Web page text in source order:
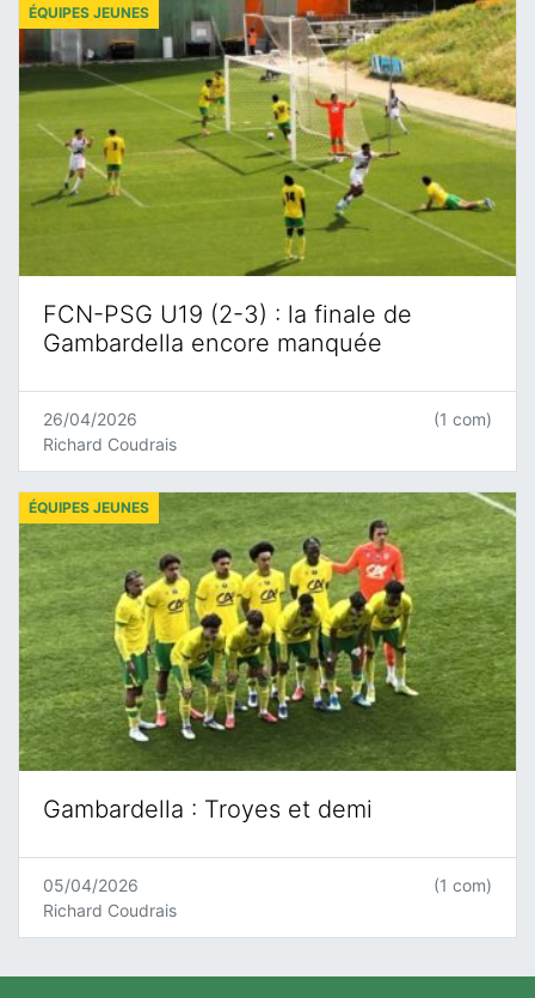
FCN-PSG U19 (2-3) : la finale de
Gambardella encore manquée
ÉQUIPES JEUNES
26/04/2026
Richard Coudrais
(1 com)
Gambardella : Troyes et demi
ÉQUIPES JEUNES
05/04/2026
Richard Coudrais
(1 com)